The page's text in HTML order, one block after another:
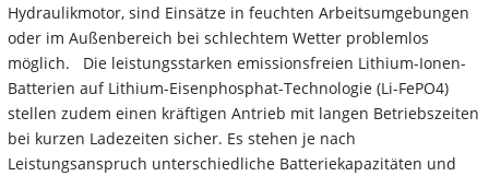
Hydraulikmotor, sind Einsätze in feuchten Arbeitsumgebungen
oder im Außenbereich bei schlechtem Wetter problemlos
möglich. Die leistungsstarken emissionsfreien Lithium-Ionen-
Batterien auf Lithium-Eisenphosphat-Technologie (Li-FePO4)
stellen zudem einen kräftigen Antrieb mit langen Betriebszeiten
bei kurzen Ladezeiten sicher. Es stehen je nach
Leistungsanspruch unterschiedliche Batteriekapazitäten und